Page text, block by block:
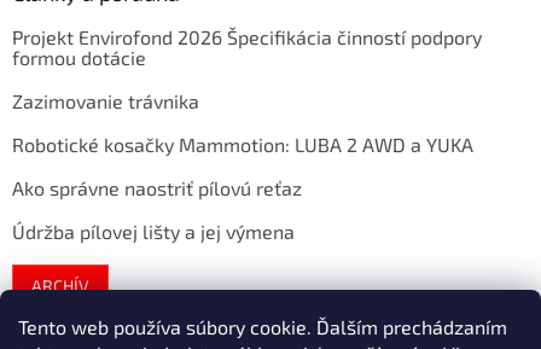
Tento web používa súbory cookie. Ďalším prechádzaním
Projekt Envirofond 2026 Špecifikácia činností podpory
formou dotácie
Zazimovanie trávnika
Robotické kosačky Mammotion: LUBA 2 AWD a YUKA
Ako správne naostriť pílovú reťaz
Údržba pílovej lišty a jej výmena
ARCHÍV